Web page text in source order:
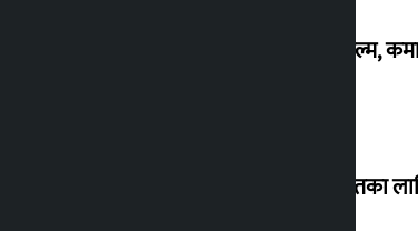
‘गौंथली’ बन्यो धेरै कमाउने सातौं नेपाली फिल्म,
शेखरले अस्वीकार गरे कोइराला निवास मर्मतका